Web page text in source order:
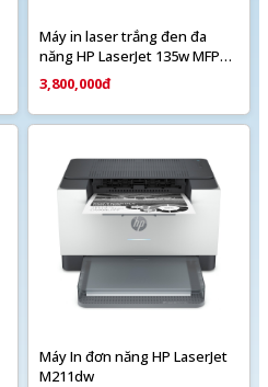
Máy in laser trắng đen đa
năng HP LaserJet 135w MFP
Wifi (4ZB83A)
3,800,000đ
Máy In đơn năng HP LaserJet
M211dw